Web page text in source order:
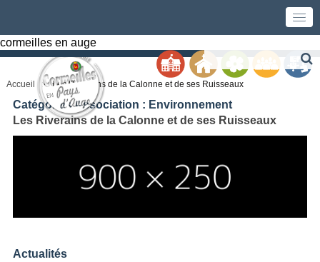
cormeilles en auge
Accueil Les Riverains de la Calonne et de ses Ruisseaux
Catégories Association : Environnement
Les Riverains de la Calonne et de ses Ruisseaux
Actualités